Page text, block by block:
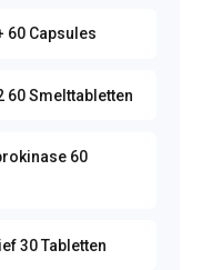
60 Capsules
60 Smelttabletten
60
30 Tabletten